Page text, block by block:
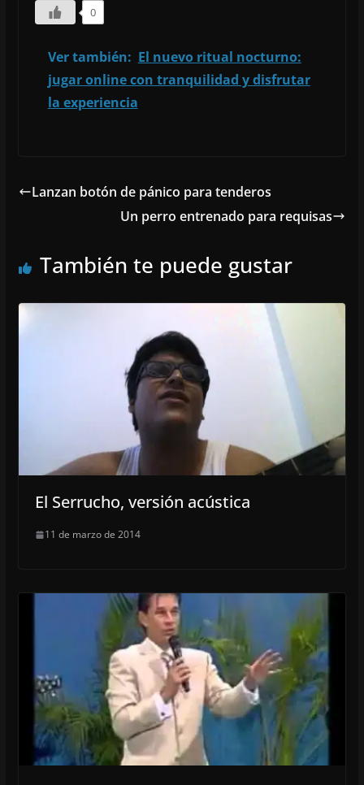
0
Ver también: El nuevo ritual nocturno:
jugar online con tranquilidad y disfrutar
la experiencia
Lanzan botón de pánico para tenderos
Un perro entrenado para requisas
También te puede gustar
El Serrucho, versión acústica
11 de marzo de 2014